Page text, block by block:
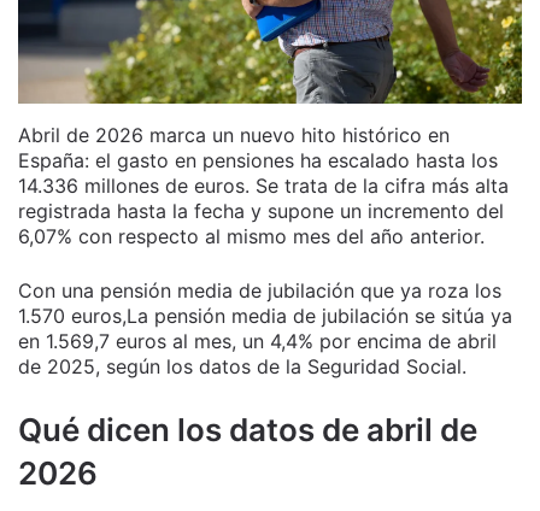
Abril de 2026 marca un nuevo hito histórico en
España: el gasto en pensiones ha escalado hasta los
14.336 millones de euros. Se trata de la cifra más alta
registrada hasta la fecha y supone un incremento del
6,07% con respecto al mismo mes del año anterior.
Con una pensión media de jubilación que ya roza los
1.570 euros,La pensión media de jubilación se sitúa ya
en 1.569,7 euros al mes, un 4,4% por encima de abril
de 2025, según los datos de la Seguridad Social.
Qué dicen los datos de abril de
2026